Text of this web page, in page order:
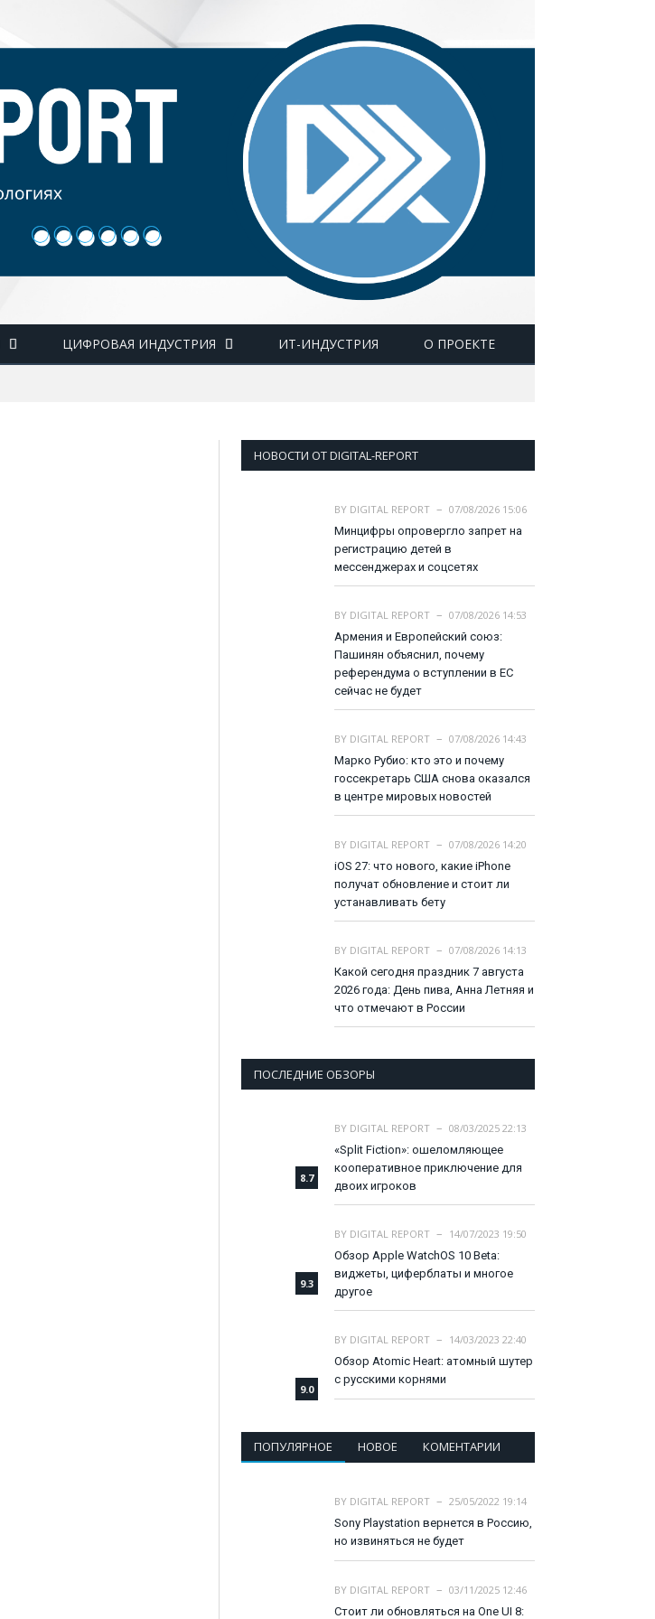
ЦИФРОВАЯ ИНДУСТРИЯ ИТ-ИНДУСТРИЯ О ПРОЕКТЕ
НОВОСТИ ОТ DIGITAL-REPORT
BY DIGITAL REPORT
07/08/2026 15:06
Минцифры опровергло запрет на
регистрацию детей в
мессенджерах и соцсетях
BY DIGITAL REPORT
07/08/2026 14:53
Армения и Европейский союз:
Пашинян объяснил, почему
референдума о вступлении в ЕС
сейчас не будет
BY DIGITAL REPORT
07/08/2026 14:43
Марко Рубио: кто это и почему
госсекретарь США снова оказался
в центре мировых новостей
BY DIGITAL REPORT
07/08/2026 14:20
iOS 27: что нового, какие iPhone
получат обновление и стоит ли
устанавливать бету
BY DIGITAL REPORT
07/08/2026 14:13
Какой сегодня праздник 7 августа
2026 года: День пива, Анна Летняя и
что отмечают в России
ПОСЛЕДНИЕ ОБЗОРЫ
8.7
BY DIGITAL REPORT
08/03/2025 22:13
«Split Fiction»: ошеломляющее
кооперативное приключение для
двоих игроков
9.3
BY DIGITAL REPORT
14/07/2023 19:50
Обзор Apple WatchOS 10 Beta:
виджеты, циферблаты и многое
другое
9.0
BY DIGITAL REPORT
14/03/2023 22:40
Обзор Atomic Heart: атомный шутер
с русскими корнями
ПОПУЛЯРНОЕ НОВОЕ КОМЕНТАРИИ
BY DIGITAL REPORT
25/05/2022 19:14
Sony Playstation вернется в Россию,
но извиняться не будет
BY DIGITAL REPORT
03/11/2025 12:46
Стоит ли обновляться на One UI 8: